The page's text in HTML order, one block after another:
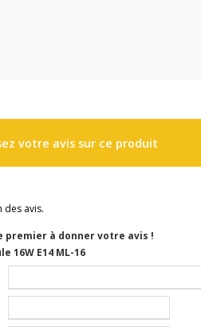
votre avis sur ce produit
avis.
premier à donner votre avis !
16W E14 ML-16